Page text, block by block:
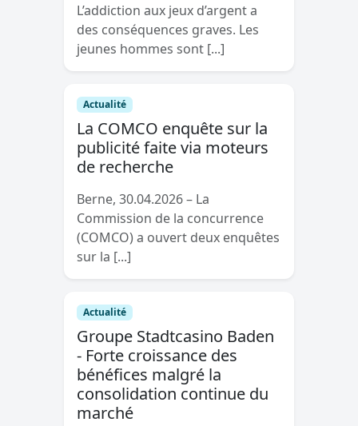
L’addiction aux jeux d’argent a
des conséquences graves. Les
jeunes hommes sont [...]
Actualité
La COMCO enquête sur la
publicité faite via moteurs
de recherche
Berne, 30.04.2026 – La
Commission de la concurrence
(COMCO) a ouvert deux enquêtes
sur la [...]
Actualité
Groupe Stadtcasino Baden
- Forte croissance des
bénéfices malgré la
consolidation continue du
marché